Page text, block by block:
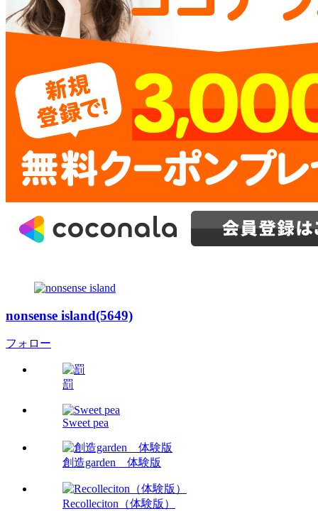
nonsense island(5649)
フォロー
罰
Sweet pea
創造garden 体験版
Recolleciton（体験版）